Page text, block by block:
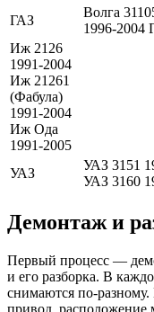
Первый процесс —
и его разборка. В
снимаются по-
привод, расположение
конструктивные
прочие.
Например,
отечественного
остальных
устройств, поэтому
Например, дизельные
демонтируются с
иностранные аналоги
ситуация и с
Жигулей от 3 часов и
10 часов.